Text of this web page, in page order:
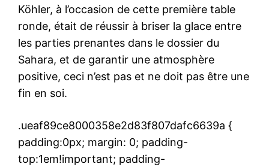
Köhler, à l’occasion de cette première table
ronde, était de réussir à briser la glace entre
les parties prenantes dans le dossier du
Sahara, et de garantir une atmosphère
positive, ceci n’est pas et ne doit pas être une
fin en soi.
.ueaf89ce8000358e2d83f807dafc6639a {
padding:0px; margin: 0; padding-
top:1em!important; padding-